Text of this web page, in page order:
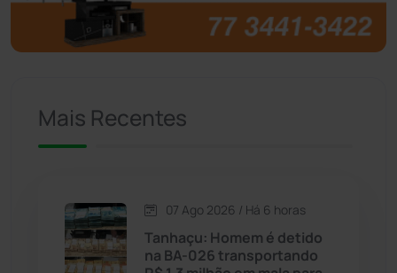
Brumado (31955)
Caetanos
Candiba
Cândido Sales (121)
Mais Recentes
07 Ago 2026 / Há 6 horas
Tanhaçu: Homem é detido
na BA-026 transportando